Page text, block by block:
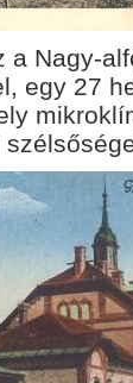
a Nagy-
egy 27